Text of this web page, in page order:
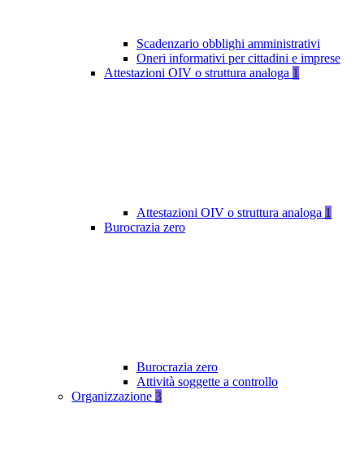
Scadenzario obblighi amministrativi
Oneri informativi per cittadini e imprese
Attestazioni OIV o struttura analoga 1
Attestazioni OIV o struttura analoga 1
Burocrazia zero
Burocrazia zero
Attività soggette a controllo
Organizzazione 3